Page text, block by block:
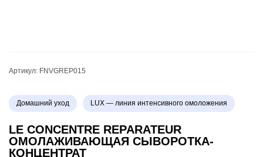
Артикул: FNVGREP015
Домашний уход LUX — линия интенсивного омоложения
LE CONCENTRE REPARATEUR
ОМОЛАЖИВАЮЩАЯ СЫВОРОТКА-
КОНЦЕНТРАТ